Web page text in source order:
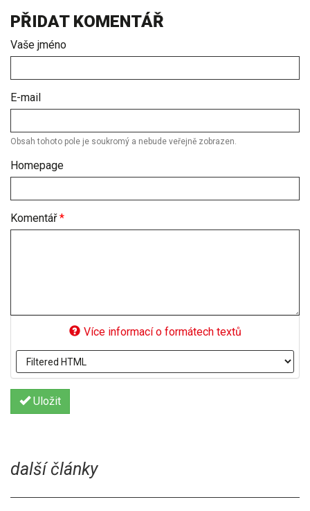
PŘIDAT KOMENTÁŘ
Vaše jméno
E-mail
Obsah tohoto pole je soukromý a nebude veřejně zobrazen.
Homepage
Komentář*
Více informací o formátech textů
Uložit
další články